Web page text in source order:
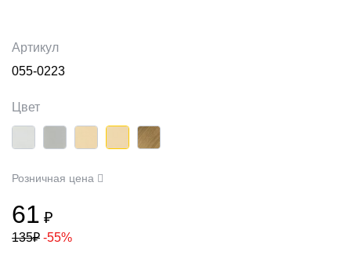
Артикул
055-0223
Цвет
Розничная цена
61 ₽
135₽ -55%